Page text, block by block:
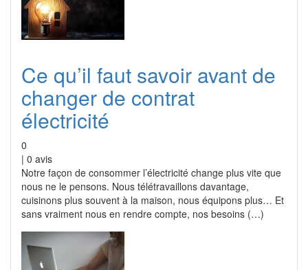
Ce qu’il faut savoir avant de
changer de contrat
électricité
0
| 0 avis
Notre façon de consommer l’électricité change plus vite que
nous ne le pensons. Nous télétravaillons davantage,
cuisinons plus souvent à la maison, nous équipons plus… Et
sans vraiment nous en rendre compte, nos besoins (…)